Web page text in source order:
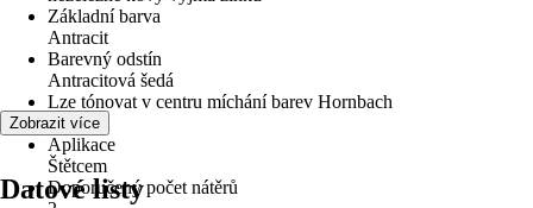
Základní barva
Antracit
Barevný odstín
Antracitová šedá
Lze tónovat v centru míchání barev Hornbach
Ne
Aplikace
Štětcem
Doporučený počet nátěrů
Zobrazit více
Datové listy